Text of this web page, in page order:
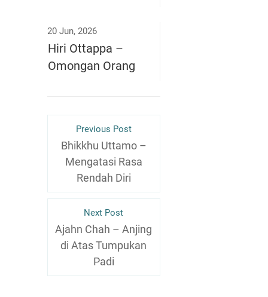
20 Jun, 2026
Hiri Ottappa –
Omongan Orang
Previous Post
Bhikkhu Uttamo –
Mengatasi Rasa
Rendah Diri
Next Post
Ajahn Chah – Anjing
di Atas Tumpukan
Padi